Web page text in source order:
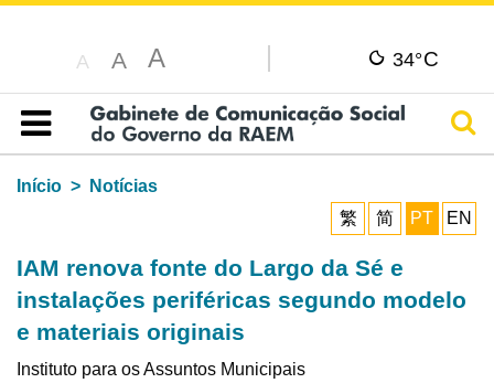
A A A 34°C
Índice
Início
Notícias
繁
简 PT EN
IAM renova fonte do Largo da Sé e
instalações periféricas segundo modelo
e materiais originais
Instituto para os Assuntos Municipais